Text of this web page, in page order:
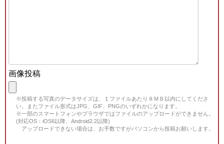
画像投稿
※投稿する写真のデータサイズは、１ファイルあたり８ＭＢ以内にしてくださ
い。またファイル形式はJPG、GIF、PNGのいずれかになります。
※一部のスマートフォンやブラウザではファイルのアップロードができません。
(対応OS：iOS6以降、Android2.2以降)
アップロードできない場合は、お手数ですがパソコンから投稿お願いします。